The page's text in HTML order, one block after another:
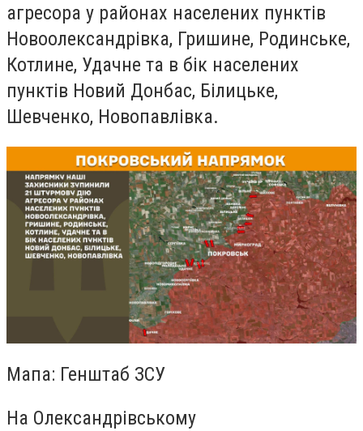
агресора у районах населених пунктів
Новоолександрівка, Гришине, Родинське,
Котлине, Удачне та в бік населених
пунктів Новий Донбас, Білицьке,
Шевченко, Новопавлівка.
Мапа: Генштаб ЗСУ
На Олександрівському